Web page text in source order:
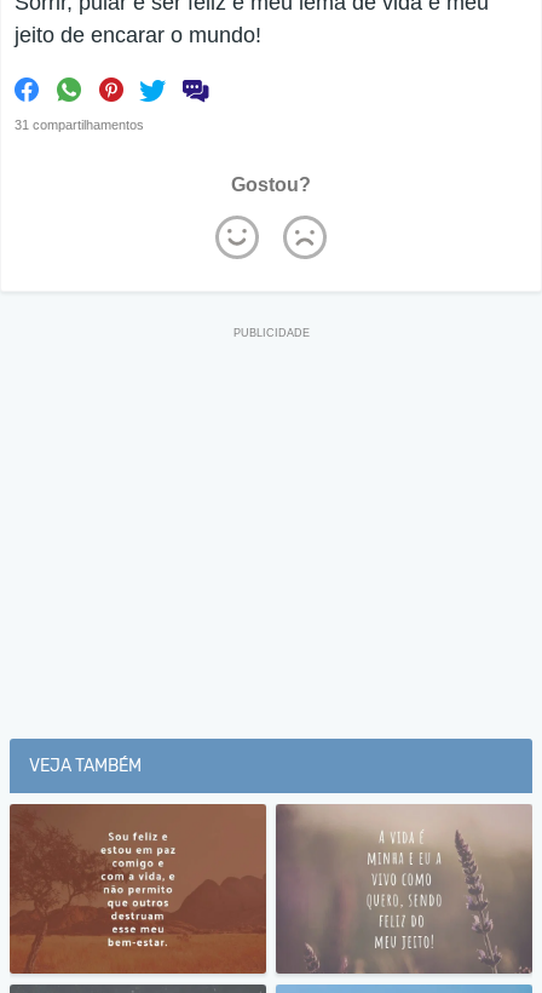
jeito de encarar o mundo!
31 compartilhamentos
Gostou?
VEJA TAMBÉM